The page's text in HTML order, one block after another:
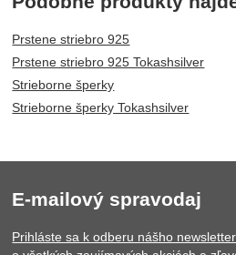
Prstene striebro 925
Prstene striebro 925 Tokashsilver
Strieborne šperky
Strieborne šperky Tokashsilver
E-mailový spravodaj
Prihláste sa k odberu nášho